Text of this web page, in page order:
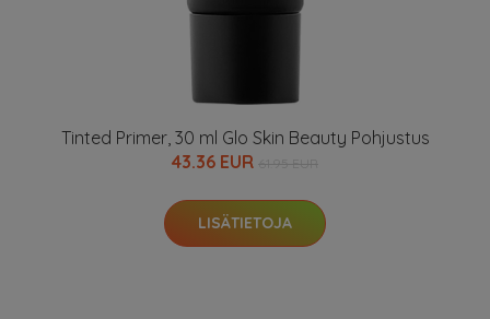
Tinted Primer, 30 ml Glo Skin Beauty Pohjustus
43.36 EUR
LISÄTIETOJA